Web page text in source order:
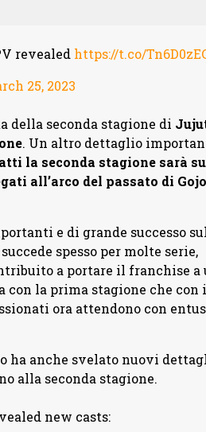
revealed https://t.co/
25, 2023
della seconda stagione di
. Un altro dettaglio
la seconda stagione sarà
all’arco del passato di Gojo
e di grande successo
spesso per molte serie,
a portare il franchise
con la prima stagione che
ora attendono con
ha anche svelato nuovi
alla seconda stagione.
new casts: